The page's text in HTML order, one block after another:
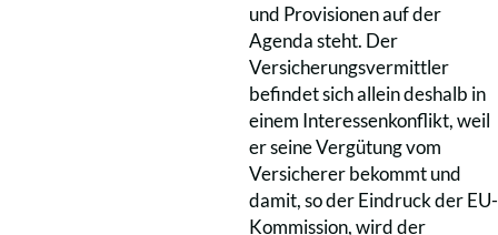
und Provisionen auf der
Agenda steht. Der
Versicherungsvermittler
befindet sich allein deshalb in
einem Interessenkonflikt, weil
er seine Vergütung vom
Versicherer bekommt und
damit, so der Eindruck der EU-
Kommission, wird der